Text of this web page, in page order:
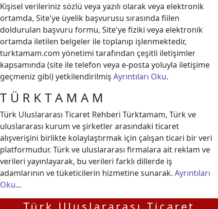
Kişisel verileriniz sözlü veya yazılı olarak veya elektronik
ortamda, Site'ye üyelik başvurusu sırasında fiilen
doldurulan başvuru formu, Site'ye fiziki veya elektronik
ortamda iletilen belgeler ile toplanıp işlenmektedir,
turktamam.com yönetimi tarafından çeşitli iletişimler
kapsamında (site ile telefon veya e-posta yoluyla iletişime
geçmeniz gibi) yetkilendirilmiş Ayrıntıları Oku.
T Ü R K T A M A M
Türk Uluslararası Ticaret Rehberi Türktamam, Türk ve
uluslararası kurum ve şirketler arasındaki ticaret
alışverişini birlikte kolaylaştırmak için çalışan ticari bir veri
platformudur. Türk ve uluslararası firmalara ait reklam ve
verileri yayınlayarak, bu verileri farklı dillerde iş
adamlarının ve tüketicilerin hizmetine sunarak. Ayrıntıları
Oku...
Türk Uluslararası Ticaret